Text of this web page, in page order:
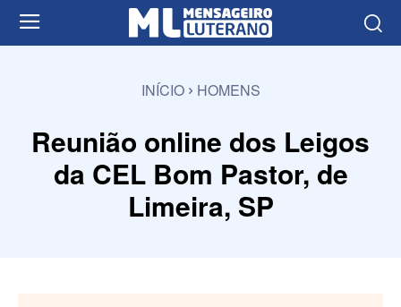
INÍCIO HOMENS
Reunião online dos Leigos
da CEL Bom Pastor, de
Limeira, SP